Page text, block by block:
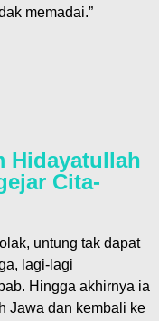
memadai.”
Hidayatullah
Cita-
untung tak dapat
lagi-lagi
Hingga akhirnya ia
Jawa dan kembali ke